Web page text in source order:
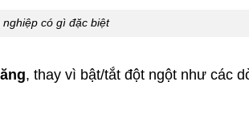
có gì đặc biệt
, thay vì bật/tắt đột ngột như các